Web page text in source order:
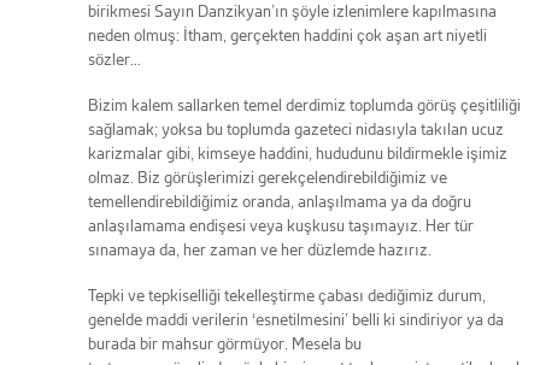
birikmesi Sayın Danzikyan’ın şöyle izlenimlere kapılmasına
neden olmuş: İtham, gerçekten haddini çok aşan art niyetli
sözler…
Bizim kalem sallarken temel derdimiz toplumda görüş çeşitliliği
sağlamak; yoksa bu toplumda gazeteci nidasıyla takılan ucuz
karizmalar gibi, kimseye haddini, hududunu bildirmekle işimiz
olmaz. Biz görüşlerimizi gerekçelendirebildiğimiz ve
temellendirebildiğimiz oranda, anlaşılmama ya da doğru
anlaşılamama endişesi veya kuşkusu taşımayız. Her tür
sınamaya da, her zaman ve her düzlemde hazırız.
Tepki ve tepkiselliği tekelleştirme çabası dediğimiz durum,
genelde maddi verilerin ‘esnetilmesini’ belli ki sindiriyor ya da
burada bir mahsur görmüyor. Mesela bu